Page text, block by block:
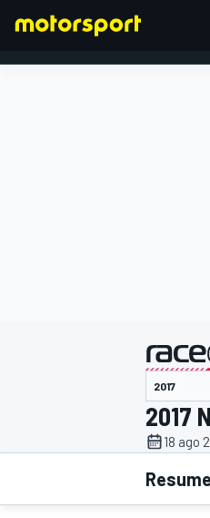
INDYCAR
2017
18 ago